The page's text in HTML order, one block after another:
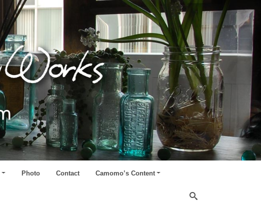
Photo Contact Camomo’s Content